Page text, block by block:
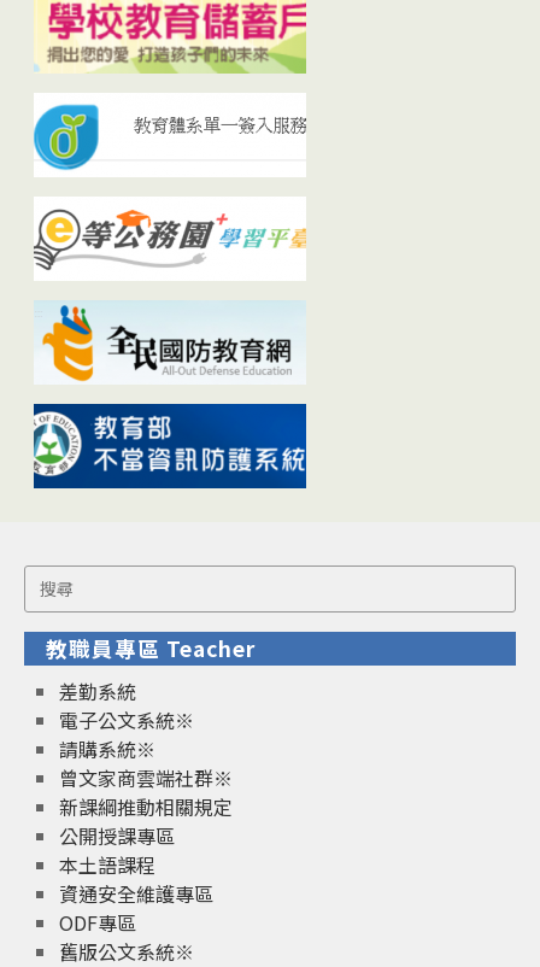
Search
for:
教職員專區 Teacher
差勤系統
電子公文系統※
請購系統※
曾文家商雲端社群※
新課綱推動相關規定
公開授課專區
本土語課程
資通安全維護專區
ODF專區
舊版公文系統※